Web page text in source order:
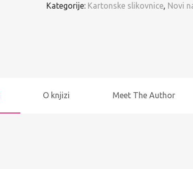
Kategorije: Kartonske slikovnice Novi
O knjizi Meet The Author